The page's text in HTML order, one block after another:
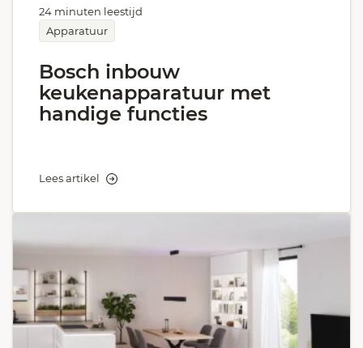
Apparatuur
24 minuten leestijd
Bosch inbouw
keukenapparatuur met
handige functies
Lees artikel